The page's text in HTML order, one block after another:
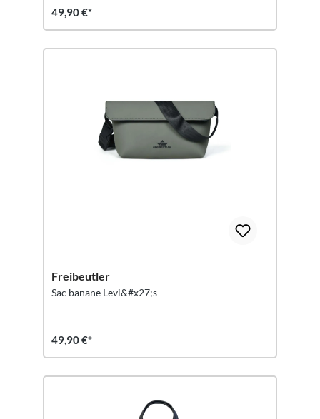
49,90 €*
Freibeutler
Sac banane Levi&#x27;s
49,90 €*